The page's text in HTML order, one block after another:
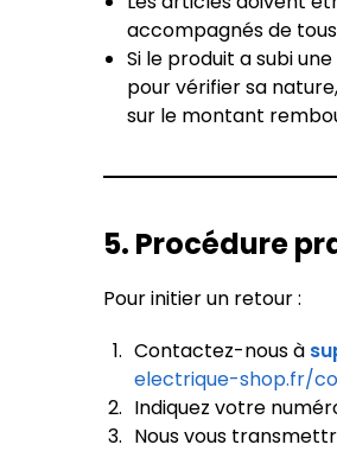
accompagnés de
Si le produit a subi
pour vérifier sa
sur le montant
5. Procédure
Pour initier un retour :
Contactez-nous à
electrique-shop.fr/
Indiquez votre
Nous vous